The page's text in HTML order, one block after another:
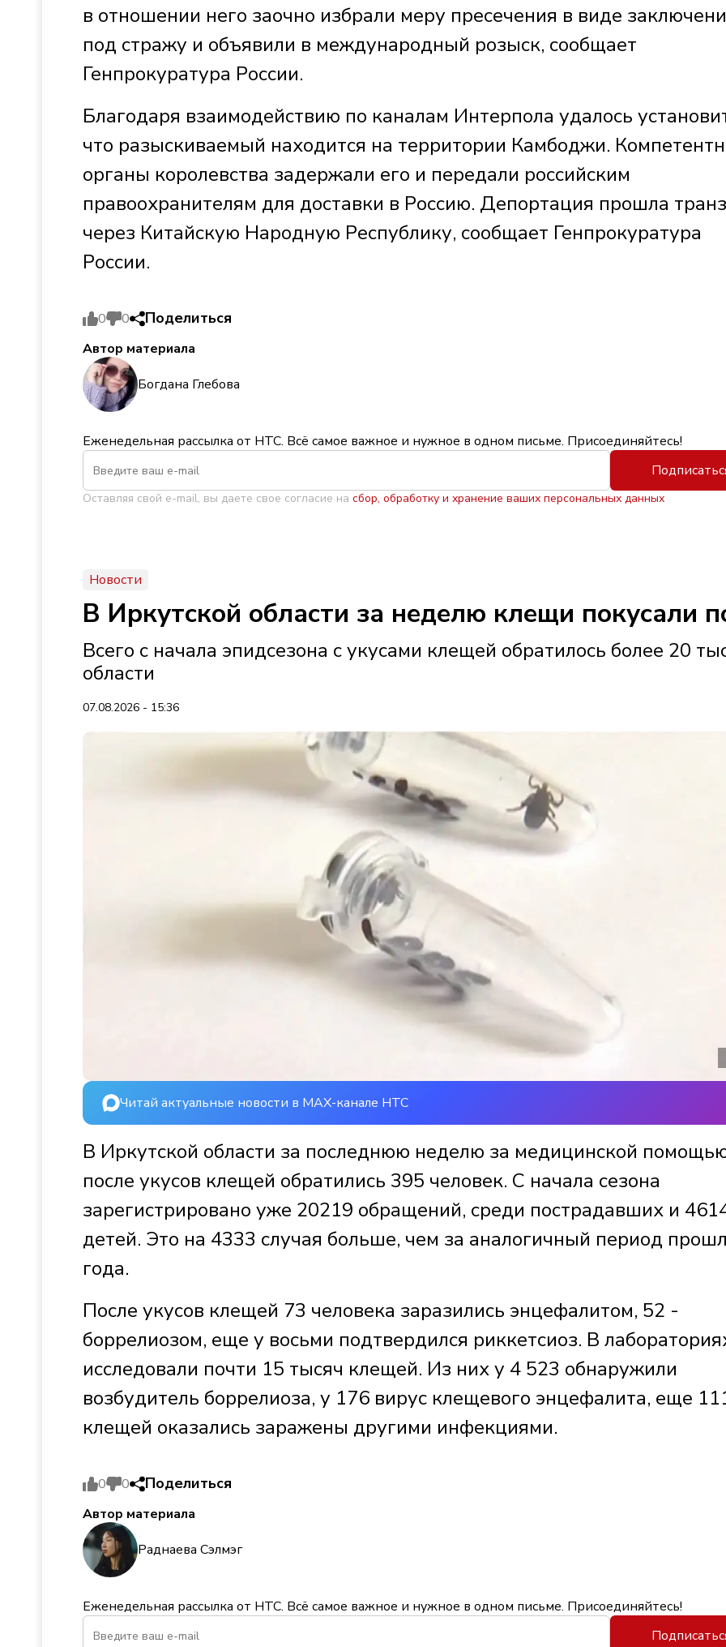
в отношении него заочно избрали меру пресечения в виде
под стражу и объявили в международный розыск, сообщает
Генпрокуратура России.
Благодаря взаимодействию по каналам Интерпола удалось
что разыскиваемый находится на территории Камбоджи.
органы королевства задержали его и передали российским
правоохранителям для доставки в Россию. Депортация прошла
через Китайскую Народную Республику, сообщает Генпрокуратура
России.
0 0 Поделиться
Автор материала
Богдана Глебова
Еженедельная рассылка от НТС. Всё самое важное и нужное в одном письме. Присоединяйтесь!
Оставляя свой e-mail, вы даете свое согласие на сбор, обработку и хранение ваших персональных данных
Новости
В Иркутской области за неделю клещи покусали
Всего с начала эпидсезона с укусами клещей обратилось более 20
области
07.08.2026 - 15:36
Читай актуальные новости в MAX-канале НТС
В Иркутской области за последнюю неделю за медицинской
после укусов клещей обратились 395 человек. С начала сезона
зарегистрировано уже 20219 обращений, среди пострадавших и
детей. Это на 4333 случая больше, чем за аналогичный период
года.
После укусов клещей 73 человека заразились энцефалитом, 52 -
боррелиозом, еще у восьми подтвердился риккетсиоз. В
исследовали почти 15 тысяч клещей. Из них у 4 523 обнаружили
возбудитель боррелиоза, у 176 вирус клещевого энцефалита, еще
клещей оказались заражены другими инфекциями.
0 0 Поделиться
Автор материала
Раднаева Сэлмэг
Еженедельная рассылка от НТС. Всё самое важное и нужное в одном письме. Присоединяйтесь!